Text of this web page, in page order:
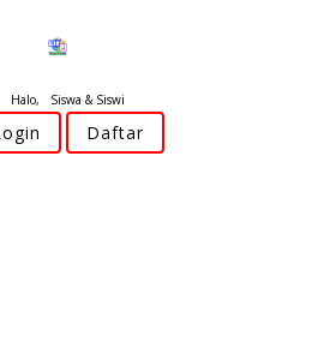
Halo, Siswa & Siswi
Daftar